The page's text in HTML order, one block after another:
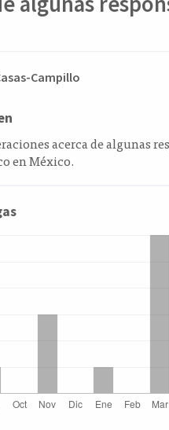
Campillo
acerca de algunas
en México.